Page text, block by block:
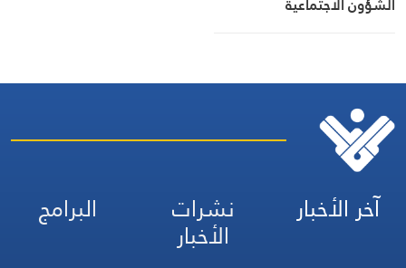
آخر الأخبار نشرات
الأخبار
البرامج